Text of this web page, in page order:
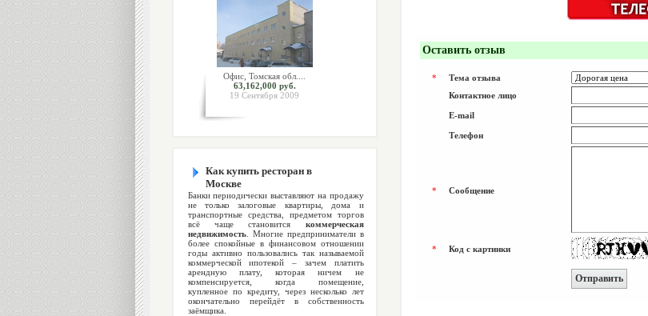
Офис, Томская обл....
63,162,000 руб.
19 Сентября 2009
Как купить ресторан в
Москве
Банки периодически выставляют на продажу
не только залоговые квартиры, дома и
транспортные средства, предметом торгов
всё чаще становится коммерческая
недвижимость. Многие предприниматели в
более спокойные в финансовом отношении
годы активно пользовались так называемой
коммерческой ипотекой – зачем платить
арендную плату, которая ничем не
компенсируется, когда помещение,
купленное по кредиту, через несколько лет
окончательно перейдёт в собственность
заёмщика.
Оставить отзыв
*
Тема отзыва
Контактное лицо
E-mail
Телефон
* Сообщение
* Код с картинки